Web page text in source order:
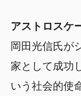
アストロスケ
岡田光信氏が
家として成功
いう社会的使